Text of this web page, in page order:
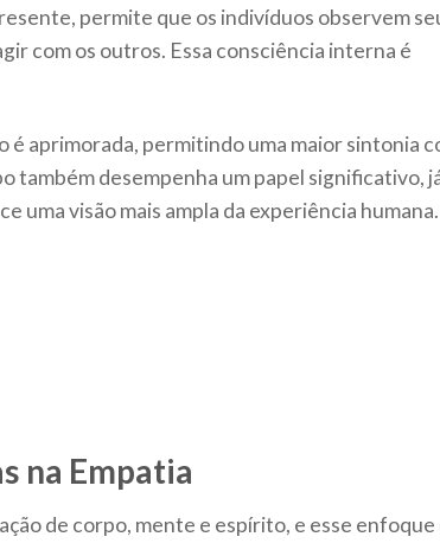
permite que os indivíduos observem
com os outros. Essa consciência interna é
é aprimorada, permitindo uma maior sintonia
também desempenha um papel significativo,
uma visão mais ampla da experiência humana.
na Empatia
de corpo, mente e espírito, e esse enfoque